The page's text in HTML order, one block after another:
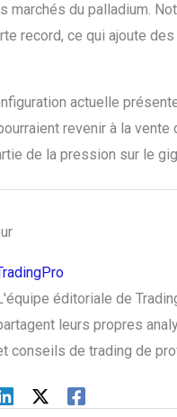
marchés du palladium.
record, ce qui ajoute
actuelle
revenir à la vente
de la pression sur le
éditoriale de
leurs propres
conseils de trading de